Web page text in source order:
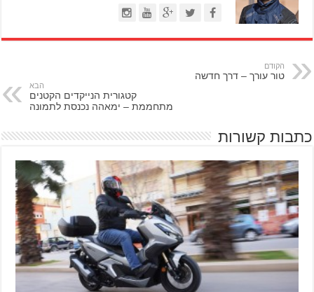
הקודם
טור עורך – דרך חדשה
הבא
קטגורית הנייקדים הקטנים
מתחממת – ימאהה נכנסת לתמונה
כתבות קשורות